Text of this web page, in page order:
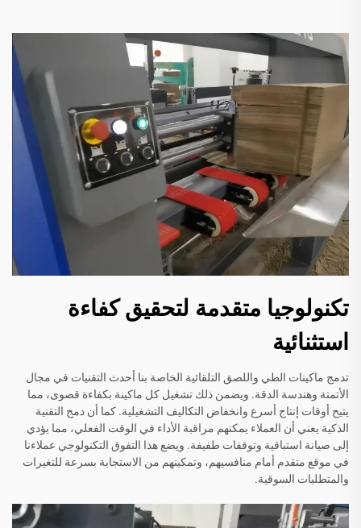
تكنولوجيا متقدمة لتحقيق كفاءة
استثنائية
تدمج ماكينات الطي واللصق التلقائية الخاصة بنا أحدث التقنيات في مجال
الأتمتة وهندسة الدقة. ويضمن ذلك تشغيل كل ماكينة بكفاءة قصوى، مما
يتيح أوقات إنتاج أسرع وانخفاض التكاليف التشغيلية. كما أن دمج التقنية
الذكية يعني أن العملاء يمكنهم مراقبة الأداء في الوقت الفعلي، مما يؤدي
إلى صيانة استباقية وتوقفات طفيفة. ويضع هذا التفوق التكنولوجي عملاءنا
في موقع متقدم أمام منافسيهم، وتمكينهم من الاستجابة بسرعة للتغيرات
والمتطلبات السوقية.